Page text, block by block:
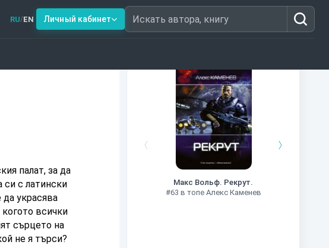
RU/EN Личный кабинет Искать автора, книгу
Книги из топ-100
Макс Вольф. Рекрут.
#63 в топе Алекс Каменев
палат, за да
си с латински
украсява
всички
сърцето на
не я търси?